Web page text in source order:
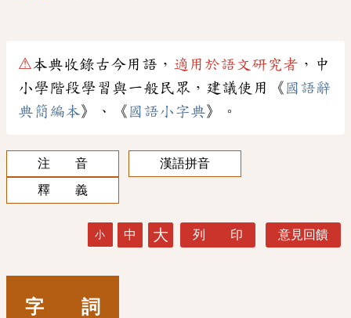
⚠本典收錄古今用語， 適用於語文研究者 ，中
小學階段學習與一般民眾，建議使用《 國語辭
典簡編本》、《 國語小字典》。
注 音
漢語拼音
釋 義
小 中 大 列 印 意見回饋
字 詞